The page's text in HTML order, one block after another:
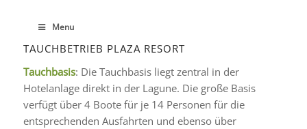
Menu
TAUCHBETRIEB PLAZA RESORT
Tauchbasis: Die Tauchbasis liegt zentral in der
Hotelanlage direkt in der Lagune. Die große Basis
verfügt über 4 Boote für je 14 Personen für die
entsprechenden Ausfahrten und ebenso über